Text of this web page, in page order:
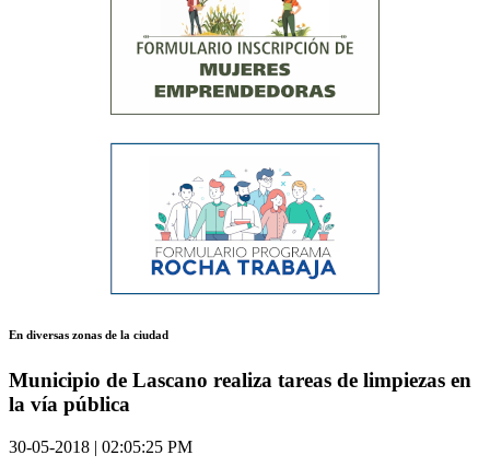
En diversas zonas de la ciudad
Municipio de Lascano realiza tareas de limpiezas en
la vía pública
30-05-2018 | 02:05:25 PM